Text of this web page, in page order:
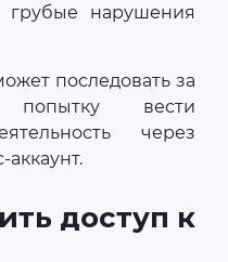
грубые нарушения
последовать за
попытку вести
через
доступ к